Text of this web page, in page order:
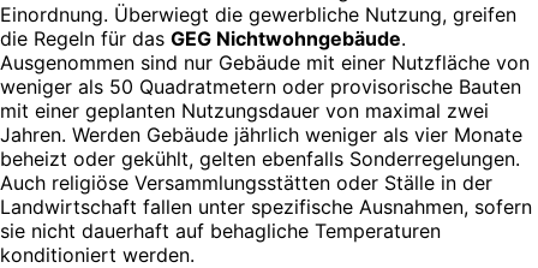
Einordnung. Überwiegt die gewerbliche Nutzung, greifen
die Regeln für das GEG Nichtwohngebäude.
Ausgenommen sind nur Gebäude mit einer Nutzfläche von
weniger als 50 Quadratmetern oder provisorische Bauten
mit einer geplanten Nutzungsdauer von maximal zwei
Jahren. Werden Gebäude jährlich weniger als vier Monate
beheizt oder gekühlt, gelten ebenfalls Sonderregelungen.
Auch religiöse Versammlungsstätten oder Ställe in der
Landwirtschaft fallen unter spezifische Ausnahmen, sofern
sie nicht dauerhaft auf behagliche Temperaturen
konditioniert werden.